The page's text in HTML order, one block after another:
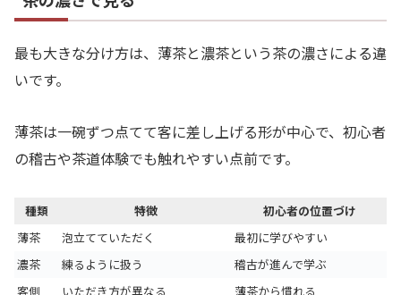
最も大きな分け方は、薄茶と濃茶という茶の濃さによる違
いです。
薄茶は一碗ずつ点てて客に差し上げる形が中心で、初心者
の稽古や茶道体験でも触れやすい点前です。
種類 特徴
初心者の位置づけ
薄茶
泡立てていただく
最初に学びやすい
濃茶
練るように扱う
稽古が進んで学ぶ
客側
いただき方が異なる 薄茶から慣れる